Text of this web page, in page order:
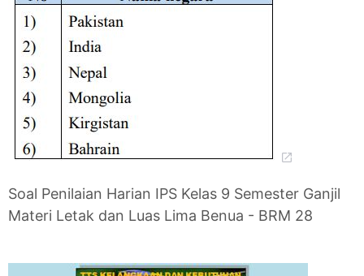
Soal Penilaian Harian IPS Kelas 9 Semester Ganjil
Materi Letak dan Luas Lima Benua - BRM 28